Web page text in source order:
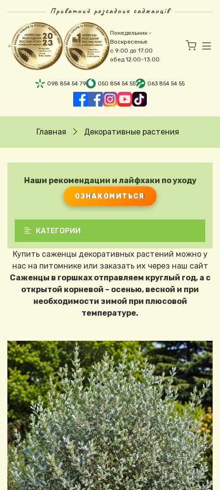
Приватний розсадник саджанців
Понедельник -
Воскресенье
с 9:00 до 17:00
обед 12:00-13:00
098 854 54 79 050 854 54 55 063 854 54 55
Строка навигации
Главная Декоративные растения
Наши рекомендации и лайфхаки по уходу
ОЗНАКОМИТЬСЯ
КАТЕГОРИИ
Купить саженцы декоративных растений можно у
нас на питомнике или заказать их через наш сайт
Саженцы в горшках отправляем круглый год, а с
открытой корневой – осенью, весной и при
необходимости зимой при плюсовой
температуре.